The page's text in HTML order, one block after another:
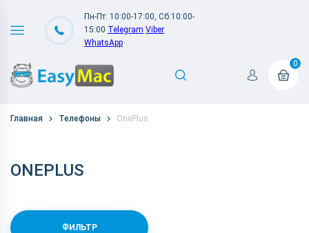
Пн-Пт: 10:00-17:00, Сб:10:00-
15:00 Telegram Viber
WhatsApp
0
Главная Телефоны OnePlus
ONEPLUS
ФИЛЬТР